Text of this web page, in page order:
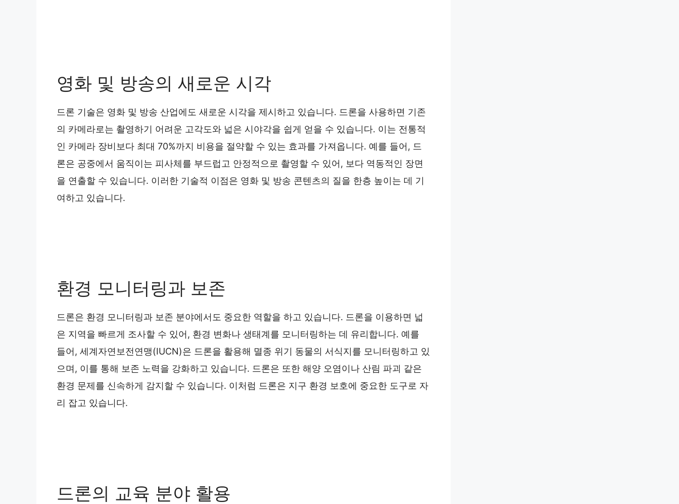
영화 및 방송의 새로운 시각
드론 기술은 영화 및 방송 산업에도 새로운 시각을 제시하고 있습니다. 드론을 사용하면 기존
의 카메라로는 촬영하기 어려운 고각도와 넓은 시야각을 쉽게 얻을 수 있습니다. 이는 전통적
인 카메라 장비보다 최대 70%까지 비용을 절약할 수 있는 효과를 가져옵니다. 예를 들어, 드
론은 공중에서 움직이는 피사체를 부드럽고 안정적으로 촬영할 수 있어, 보다 역동적인 장면
을 연출할 수 있습니다. 이러한 기술적 이점은 영화 및 방송 콘텐츠의 질을 한층 높이는 데 기
여하고 있습니다.
환경 모니터링과 보존
드론은 환경 모니터링과 보존 분야에서도 중요한 역할을 하고 있습니다. 드론을 이용하면 넓
은 지역을 빠르게 조사할 수 있어, 환경 변화나 생태계를 모니터링하는 데 유리합니다. 예를
들어, 세계자연보전연맹(IUCN)은 드론을 활용해 멸종 위기 동물의 서식지를 모니터링하고 있
으며, 이를 통해 보존 노력을 강화하고 있습니다. 드론은 또한 해양 오염이나 산림 파괴 같은
환경 문제를 신속하게 감지할 수 있습니다. 이처럼 드론은 지구 환경 보호에 중요한 도구로 자
리 잡고 있습니다.
드론의 교육 분야 활용